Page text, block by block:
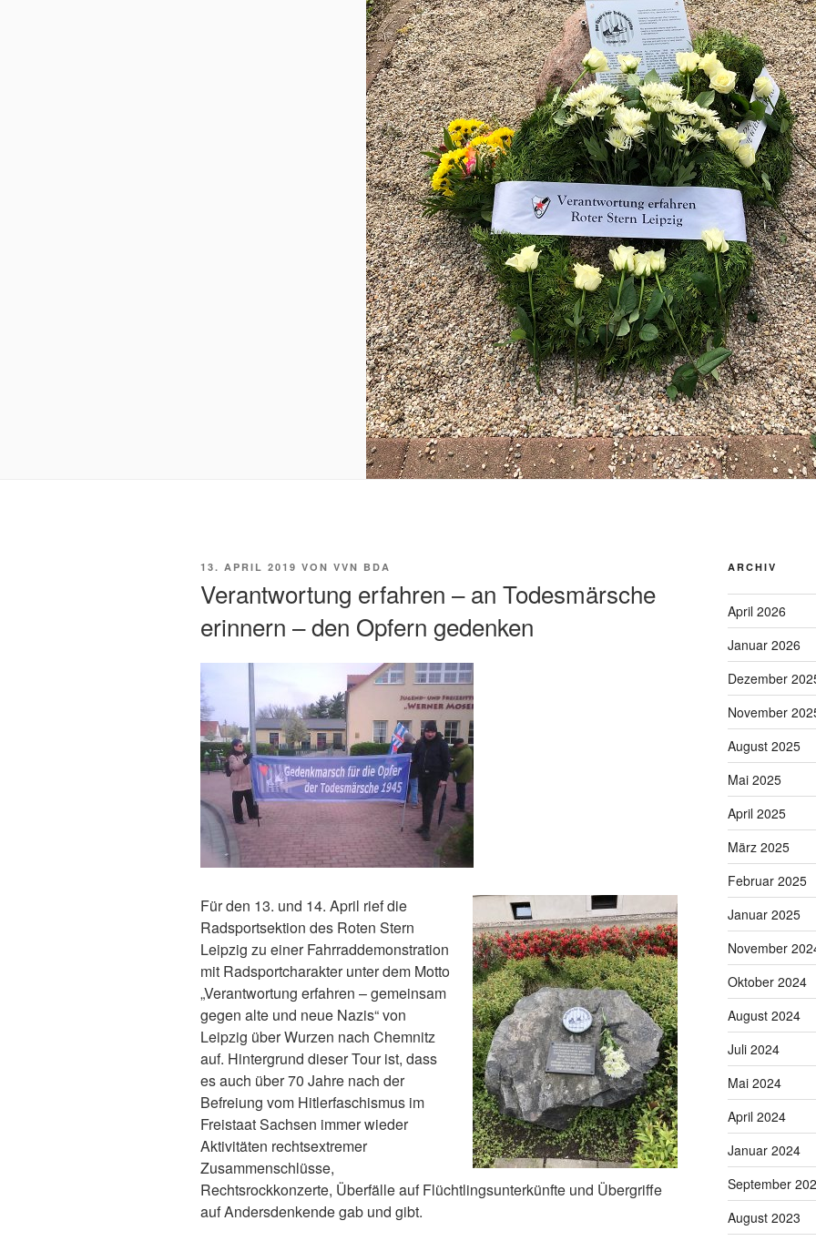
VERÖFFENTLICHT
13. APRIL 2019 VON VVN BDA
Verantwortung erfahren – an Todesmärsche
erinnern – den Opfern gedenken
Für den 13. und 14. April rief die
Radsportsektion des Roten Stern
Leipzig zu einer Fahrraddemonstration
mit Radsportcharakter unter dem Motto
„Verantwortung erfahren – gemeinsam
gegen alte und neue Nazis“ von
Leipzig über Wurzen nach Chemnitz
auf. Hintergrund dieser Tour ist, dass
es auch über 70 Jahre nach der
Befreiung vom Hitlerfaschismus im
Freistaat Sachsen immer wieder
Aktivitäten rechtsextremer
Zusammenschlüsse,
Rechtsrockkonzerte, Überfälle auf Flüchtlingsunterkünfte und Übergriffe
auf Andersdenkende gab und gibt.
ARCHIV
April 2026
Januar 2026
Dezember
November
August 2025
Mai 2025
April 2025
März 2025
Februar 2025
Januar 2025
November
Oktober 2024
August 2024
Juli 2024
Mai 2024
April 2024
Januar 2024
September
August 2023